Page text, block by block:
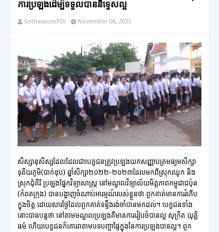
ការប្រឡងដើម្បីទទួលបាននិទ្ទេសល្អ
SothearomPDI November 06, 2023
សិស្សានុសិស្សដែលដែលជាបេក្ខជនត្រូវប្រឡងយកសញ្ញាបត្រមធ្យមសិក្សា
ទុតិយភូមិ(បាក់ឌុប) ឆ្នាំសិក្សា២០២២-២០២៣ដែលមកពីស្រុកឈូក និង
ស្រុកជុំគិរី ប្រឡងផ្នែកវិទ្យាសាស្ត្រ នៅមណ្ឌលវិទ្យាល័យមិត្តភាពកម្ពុជាជប៉ុន
(កំពតក្រុង) បានបង្ហាញចំណាប់អារម្មណ៍របស់ខ្លួនថា ពួកគាត់មានការរំភើប
ក្នុងចិត្ត ដោយសារថ្ងៃដែលពួកគាត់ទន្ទឹងរង់ចាំបានមកដល់។ បេក្ខជនទាំង
នោះបានបន្តថា នៅតាមមណ្ឌលប្រឡងគឺមានការរៀបចំបានល្អ សុក្រិត យុត្តិ
ធម៌ ហើយបេក្ខជនក៏គោរពតាមបទបញ្ជាផ្ទៃក្នុងនៃការប្រឡងបានល្អ។ ពួក